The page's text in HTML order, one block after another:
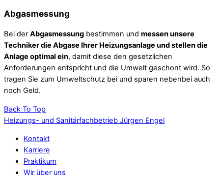
Abgasmessung
Bei der Abgasmessung bestimmen und messen unsere
Techniker die Abgase Ihrer Heizungsanlage und stellen die
Anlage optimal ein, damit diese den gesetzlichen
Anforderungen entspricht und die Umwelt geschont wird. So
tragen Sie zum Umweltschutz bei und sparen nebenbei auch
noch Geld.
Back To Top
Heizungs- und Sanitärfachbetrieb Jürgen Engel
Kontakt
Karriere
Praktikum
Wir über uns